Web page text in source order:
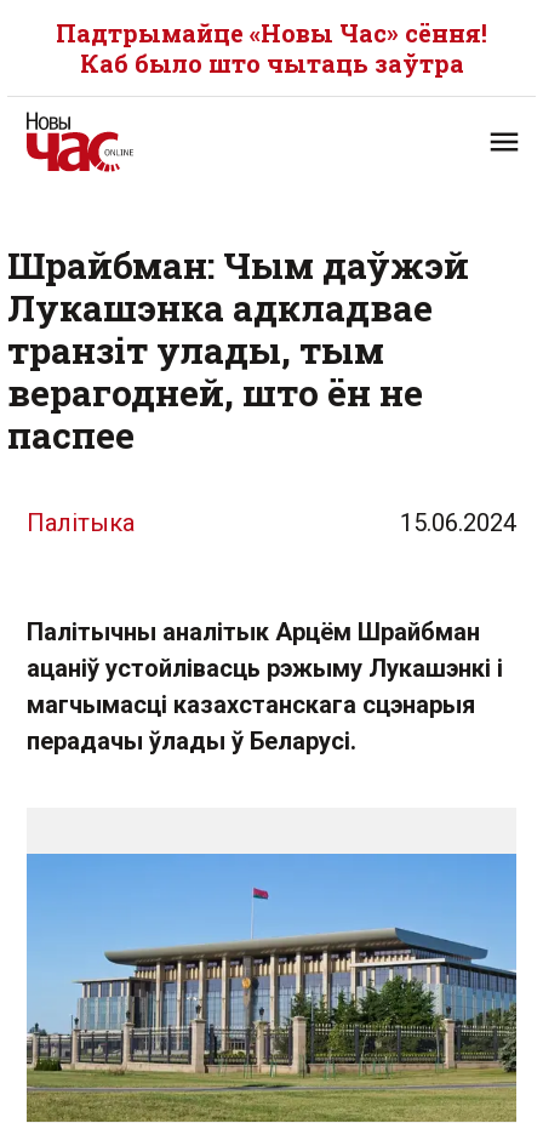
Падтрымайце «Новы Час» сёння!
Каб было што чытаць заўтра
Шрайбман: Чым даўжэй
Лукашэнка адкладвае
транзіт улады, тым
верагодней, што ён не
паспее
Палітыка 15.06.2024
Палітычны аналітык Арцём Шрайбман
ацаніў устойлівасць рэжыму Лукашэнкі і
магчымасці казахстанскага сцэнарыя
перадачы ўлады ў Беларусі.